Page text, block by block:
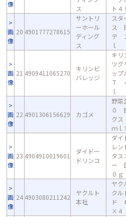
像
ス
ト４
画
像
20 4901777278615
サントリ
ーホール
ディング
ス
スタ
ス
テ
ｌ
画
像
21 4909411065270
キリンビ
バレッジ
キ
ツグ
ッ
Ｔ
ｌ
画
像
22 4901306156629 カゴメ
野菜
０
ク
ｍ
画
像
23 4904910019601
ダイドー
ドリンコ
ダ
レ
タス
ー
０ｇ
画
像
24 4903080211242
ヤクルト
本社
ヤ
クル
ド
×４